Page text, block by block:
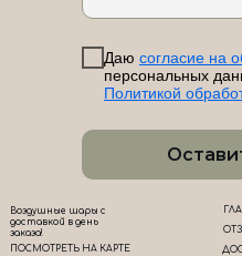
Даю согласие на
персональных
Политикой
Воздушные шары с
доставкой в день
заказа!
ПОСМОТРЕТЬ НА КАРТЕ